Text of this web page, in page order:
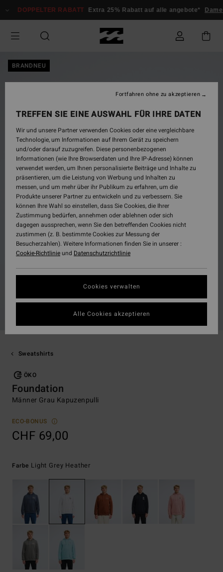
zur
springen
DOPPELTER RABATT Extra 25% Rabatt auf alle angebote* Damen
BRANDNEU
Sweatshirts
ÖKO
Foundation
Männer Grau Kapuzenpulli
ECO-BONUS
CHF 69,00
Farbe Light Grey Heather
TREFFEN SIE EINE AUSWAHL FÜR IHRE DATEN
Wir und unsere Partner verwenden Cookies oder eine vergleichbare
Technologie, um Informationen auf Ihrem Gerät zu speichern
und/oder darauf zuzugreifen. Diese personenbezogenen
Informationen (wie Ihre Browserdaten und Ihre IP-Adresse) können
verwendet werden, um Ihnen personalisierte Beiträge und Inhalte zu
präsentieren, um die Leistung von Werbung und Inhalten zu
messen, und um mehr über ihr Publikum zu erfahren, um die
Produkte unserer Partner zu entwickeln und zu verbessern. Sie
können Ihre Wahl so einstellen, dass Sie Cookies, die Ihrer
Zustimmung bedürfen, annehmen oder ablehnen oder sich
dagegen aussprechen, wenn Sie den betreffenden Cookies nicht
zustimmen (z. B. bestimmte Cookies zur Messung der
Besucherzahlen). Weitere Informationen finden Sie in unserer :
Cookie-Richtlinieund Datenschutzrichtlinie
Cookies verwalten
Fortfahren ohne zu akzeptieren
Alle Cookies akzeptieren